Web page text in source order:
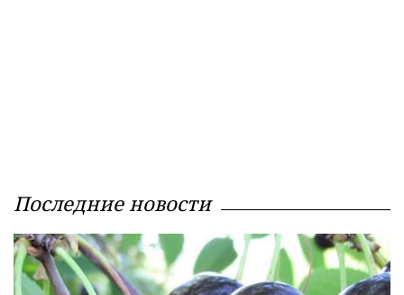
Последние новости